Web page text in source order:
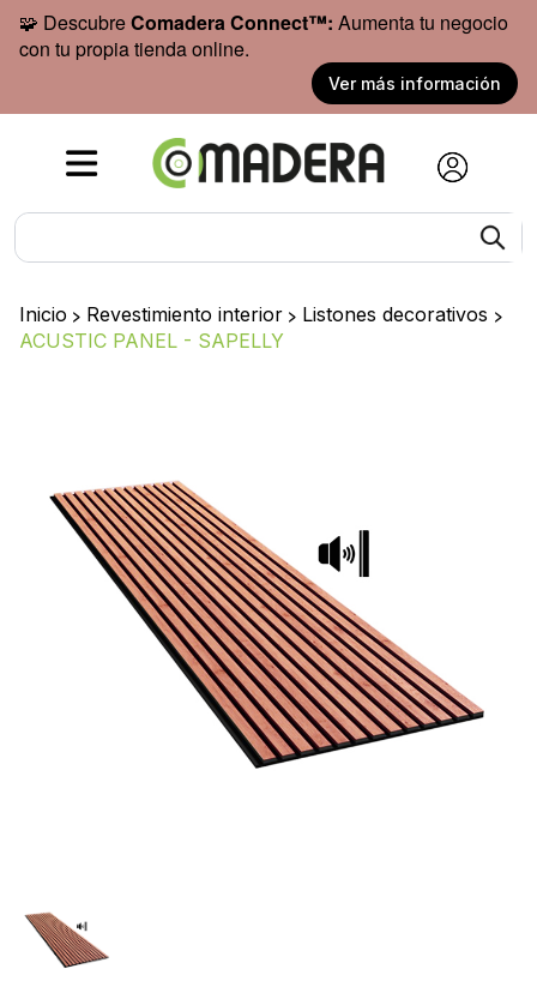
🧩 DescubreComadera Connect™: Aumenta tu negocio
con tu propia tienda online.
Ver más información
Inicio > Revestimiento interior > Listones decorativos >
ACUSTIC PANEL - SAPELLY